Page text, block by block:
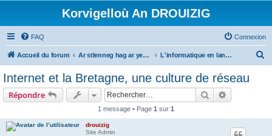
Korvigelloù An DROUIZIG
FAQ Connexion
Accueil du forum Ar stlenneg hag ar yezhoù bihan er bed a-bezh L'informatique en langues régionales et minoritaires
Internet et la Bretagne, une culture de réseau
Répondre Rechercher
1 message • Page 1 sur 1
drouizig
Site Admin